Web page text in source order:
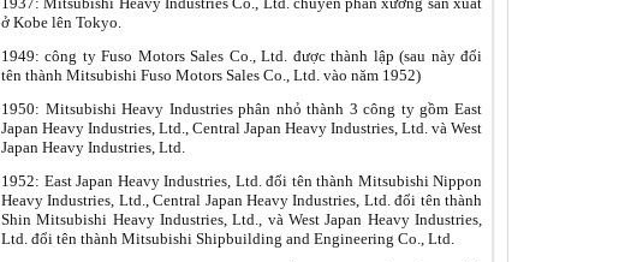
ở Kobe lên Tokyo.
1949: công ty Fuso Motors Sales Co., Ltd. được thành lập (sau này đổi
tên thành Mitsubishi Fuso Motors Sales Co., Ltd. vào năm 1952)
1950: Mitsubishi Heavy Industries phân nhỏ thành 3 công ty gồm East
Japan Heavy Industries, Ltd., Central Japan Heavy Industries, Ltd. và West
Japan Heavy Industries, Ltd.
1952: East Japan Heavy Industries, Ltd. đổi tên thành Mitsubishi Nippon
Heavy Industries, Ltd., Central Japan Heavy Industries, Ltd. đổi tên thành
Shin Mitsubishi Heavy Industries, Ltd., và West Japan Heavy Industries,
Ltd. đổi tên thành Mitsubishi Shipbuilding and Engineering Co., Ltd.